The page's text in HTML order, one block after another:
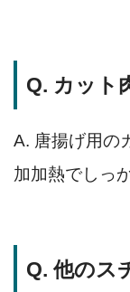
Q. カット
A. 唐揚げ用の
加加熱でしっ
Q. 他のス